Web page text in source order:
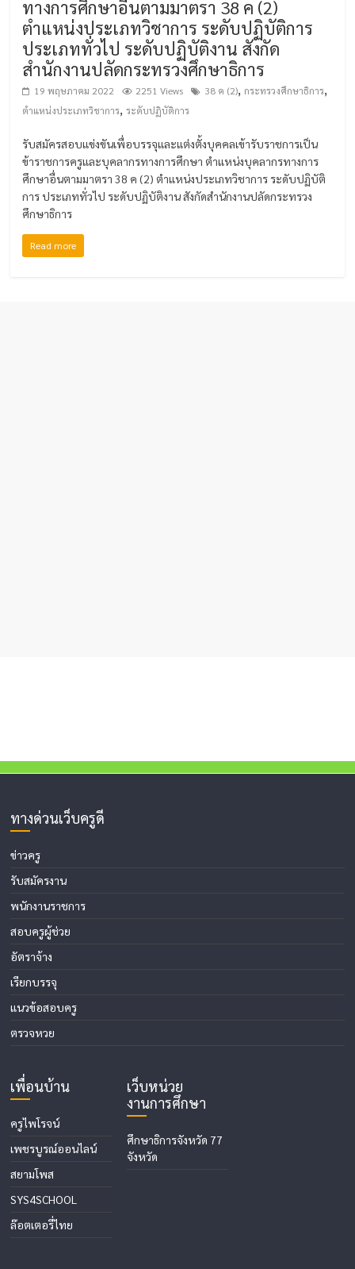
ทางการศึกษาอื่นตามมาตรา 38 ค (2)
ตำแหน่งประเภทวิชาการ ระดับปฏิบัติการ
ประเภททั่วไป ระดับปฏิบัติงาน สังกัด
สำนักงานปลัดกระทรวงศึกษาธิการ
19 พฤษภาคม 2022 2251 Views 38 ค (2),กระทรวงศึกษาธิการ,
ตำแหน่งประเภทวิชาการ,ระดับปฏิบัติการ
รับสมัครสอบแข่งขันเพื่อบรรจุและแต่งตั้งบุคคลเข้ารับราชการเป็น
ข้าราชการครูและบุคลากรทางการศึกษา ตำแหน่งบุคลากรทางการ
ศึกษาอื่นตามมาตรา 38 ค (2) ตำแหน่งประเภทวิชาการ ระดับปฏิบัติ
การ ประเภททั่วไป ระดับปฏิบัติงาน สังกัดสำนักงานปลัดกระทรวง
ศึกษาธิการ
Read more
ทางด่วนเว็บครูดี
ข่าวครู
รับสมัครงาน
พนักงานราชการ
สอบครูผู้ช่วย
อัตราจ้าง
เรียกบรรจุ
แนวข้อสอบครู
ตรวจหวย
เพื่อนบ้าน
ครูไพโรจน์
เพชรบูรณ์ออนไลน์
สยามโพส
SYS4SCHOOL
ล๊อตเตอรี่ไทย
เว็บหน่วย
งานการศึกษา
ศึกษาธิการจังหวัด 77
จังหวัด